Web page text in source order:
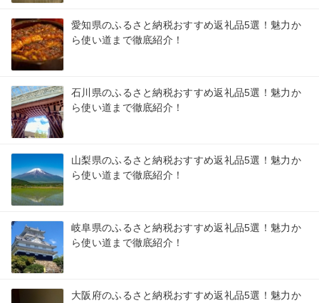
愛知県のふるさと納税おすすめ返礼品5選！魅力か
ら使い道まで徹底紹介！
石川県のふるさと納税おすすめ返礼品5選！魅力か
ら使い道まで徹底紹介！
山梨県のふるさと納税おすすめ返礼品5選！魅力か
ら使い道まで徹底紹介！
岐阜県のふるさと納税おすすめ返礼品5選！魅力か
ら使い道まで徹底紹介！
大阪府のふるさと納税おすすめ返礼品5選！魅力か